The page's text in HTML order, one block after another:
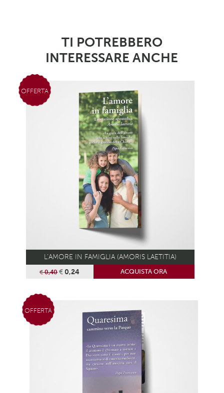
TI POTREBBERO
INTERESSARE ANCHE
OFFERTA
L’AMORE IN FAMIGLIA (AMORIS LAETITIA)
€0,40 €0,24 ACQUISTA ORA
OFFERTA